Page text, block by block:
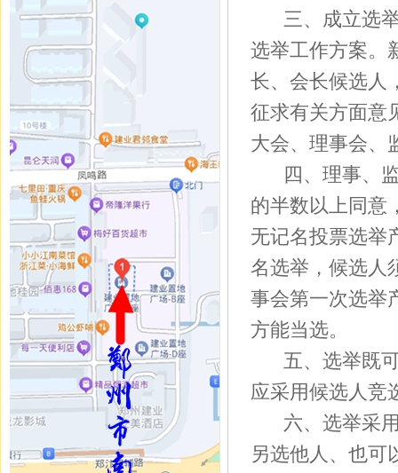
三、成立选
选举工作方案。
长、会长候选人
征求有关方面意
大会、理事会、
四、理事、
的半数以上同意
无记名投票选举
名选举，候选人
事会第一次选举
方能当选。
五、选举既
应采用候选人竞
六、选举采
另选他人、也可